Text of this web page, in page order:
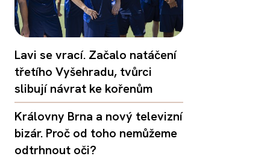
Lavi se vrací. Začalo natáčení
třetího Vyšehradu, tvůrci
slibují návrat ke kořenům
Královny Brna a nový televizní
bizár. Proč od toho nemůžeme
odtrhnout oči?